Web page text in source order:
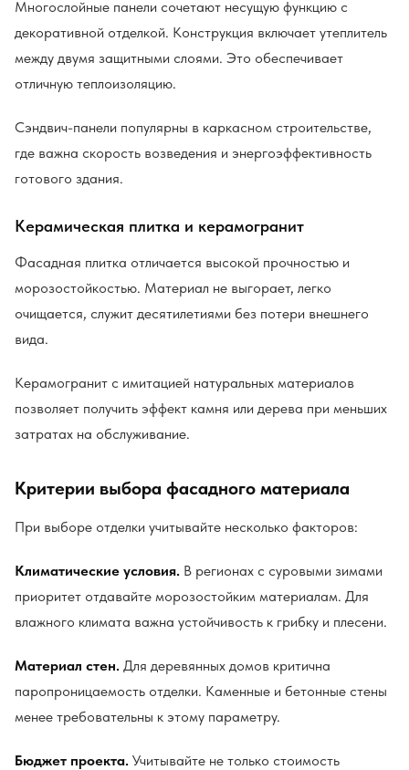
Многослойные панели сочетают несущую функцию с
декоративной отделкой. Конструкция включает утеплитель
между двумя защитными слоями. Это обеспечивает
отличную теплоизоляцию.
Сэндвич-панели популярны в каркасном строительстве,
где важна скорость возведения и энергоэффективность
готового здания.
Керамическая плитка и керамогранит
Фасадная плитка отличается высокой прочностью и
морозостойкостью. Материал не выгорает, легко
очищается, служит десятилетиями без потери внешнего
вида.
Керамогранит с имитацией натуральных материалов
позволяет получить эффект камня или дерева при меньших
затратах на обслуживание.
Критерии выбора фасадного материала
При выборе отделки учитывайте несколько факторов:
Климатические условия. В регионах с суровыми зимами
приоритет отдавайте морозостойким материалам. Для
влажного климата важна устойчивость к грибку и плесени.
Материал стен. Для деревянных домов критична
паропроницаемость отделки. Каменные и бетонные стены
менее требовательны к этому параметру.
Бюджет проекта. Учитывайте не только стоимость